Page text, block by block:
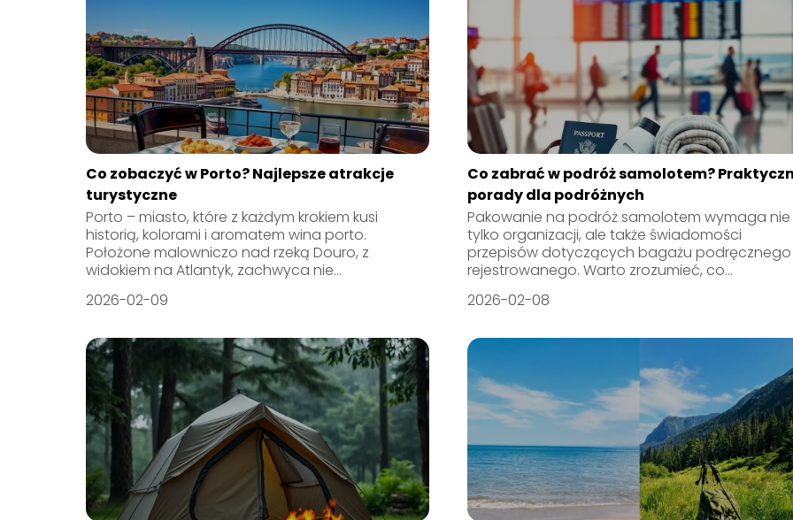
Co zobaczyć w Porto? Najlepsze atrakcje
turystyczne
Porto – miasto, które z każdym krokiem kusi
historią, kolorami i aromatem wina porto.
Położone malowniczo nad rzeką Douro, z
widokiem na Atlantyk, zachwyca nie...
2026-02-09
Co zabrać w podróż samolotem?
porady dla podróżnych
Pakowanie na podróż samolotem wymaga nie
tylko organizacji, ale także świadomości
przepisów dotyczących bagażu podręcznego
rejestrowanego. Warto zrozumieć, co...
2026-02-08